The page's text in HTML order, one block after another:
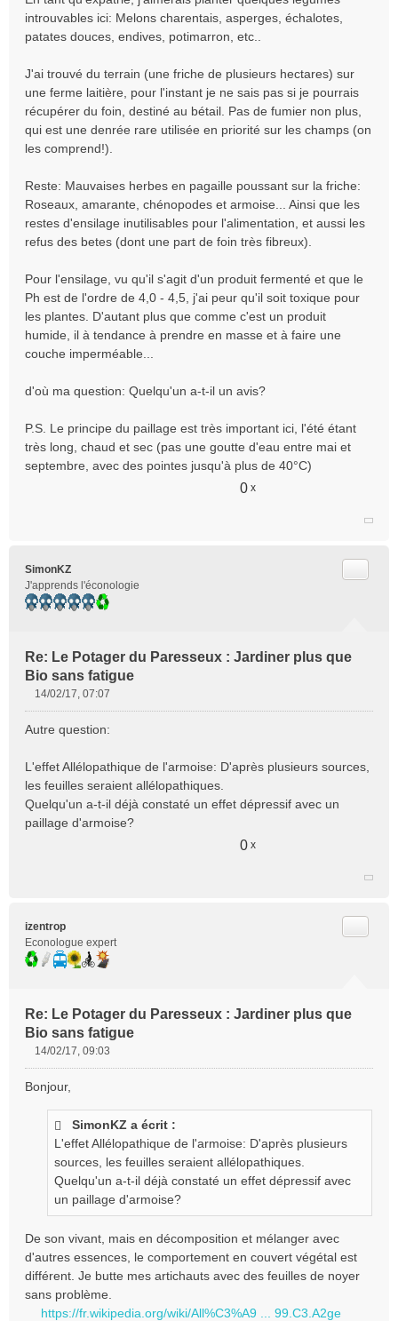
n
n
u
introuvables ici: Melons charentais, asperges, échalotes,
patates douces, endives, potimarron, etc..
J'ai trouvé du terrain (une friche de plusieurs hectares) sur
une ferme laitière, pour l'instant je ne sais pas si je pourrais
récupérer du foin, destiné au bétail. Pas de fumier non plus,
qui est une denrée rare utilisée en priorité sur les champs (on
les comprend!).
Reste: Mauvaises herbes en pagaille poussant sur la friche:
Roseaux, amarante, chénopodes et armoise... Ainsi que les
restes d'ensilage inutilisables pour l'alimentation, et aussi les
refus des betes (dont une part de foin très fibreux).
Pour l'ensilage, vu qu'il s'agit d'un produit fermenté et que le
Ph est de l'ordre de 4,0 - 4,5, j'ai peur qu'il soit toxique pour
les plantes. D'autant plus que comme c'est un produit
humide, il à tendance à prendre en masse et à faire une
couche imperméable...
d'où ma question: Quelqu'un a-t-il un avis?
P.S. Le principe du paillage est très important ici, l'été étant
très long, chaud et sec (pas une goutte d'eau entre mai et
septembre, avec des pointes jusqu'à plus de 40°C)
0 x
SimonKZ
J'apprends l'éconologie
Re: Le Potager du Paresseux : Jardiner plus que
Bio sans fatigue
s
a
g
e
n
14/02/17, 07:07
Autre question:
L'effet Allélopathique de l'armoise: D'après plusieurs sources,
les feuilles seraient allélopathiques.
Quelqu'un a-t-il déjà constaté un effet dépressif avec un
paillage d'armoise?
0 x
izentrop
Econologue expert
Re: Le Potager du Paresseux : Jardiner plus que
Bio sans fatigue
s
u
14/02/17, 09:03
Bonjour,
SimonKZ a écrit :
L'effet Allélopathique de l'armoise: D'après plusieurs
sources, les feuilles seraient allélopathiques.
Quelqu'un a-t-il déjà constaté un effet dépressif avec
un paillage d'armoise?
De son vivant, mais en décomposition et mélanger avec
d'autres essences, le comportement en couvert végétal est
différent. Je butte mes artichauts avec des feuilles de noyer
sans problème.
https://fr.wikipedia.org/wiki/All%C3%A9 ... 99.C3.A2ge